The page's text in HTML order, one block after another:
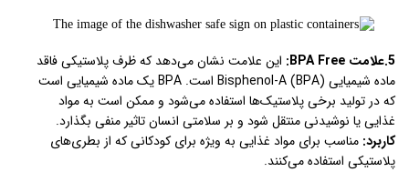
5.علامت BPA Free:
این علامت نشان می‌دهد که ظرف پلاستیکی فاقد
ماده شیمیایی Bisphenol-A (BPA) است. BPA یک ماده شیمیایی است
که در تولید برخی پلاستیک‌ها استفاده می‌شود و ممکن است به مواد
غذایی یا نوشیدنی منتقل شود و بر سلامتی انسان تاثیر منفی بگذارد.
کاربرد: مناسب برای مواد غذایی به ویژه برای کودکانی که از بطری‌های
پلاستیکی استفاده می‌کنند.